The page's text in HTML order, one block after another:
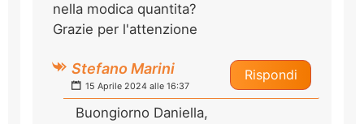
nella modica quantita?
Grazie per l'attenzione
Rispondi
Stefano Marini
15 Aprile 2024 alle 16:37
Buongiorno Daniella,